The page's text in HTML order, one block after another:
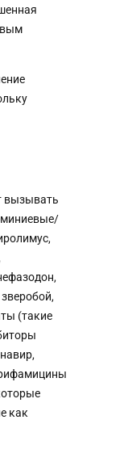
вызывать
(такие
как